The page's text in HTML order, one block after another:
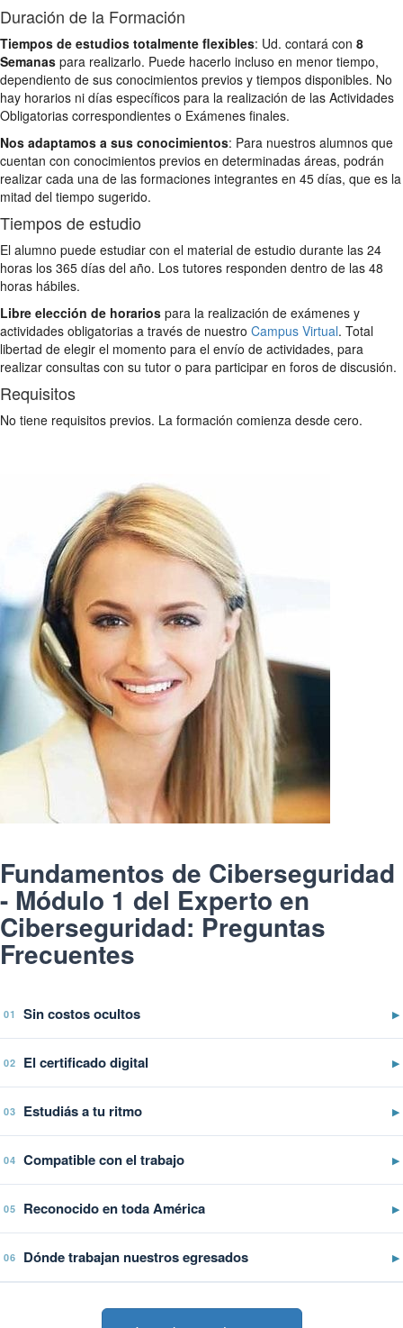
Duración de la Formación
Tiempos de estudios totalmente flexibles: Ud. contará con 8
Semanas para realizarlo. Puede hacerlo incluso en menor tiempo,
dependiento de sus conocimientos previos y tiempos disponibles. No
hay horarios ni días específicos para la realización de las Actividades
Obligatorias correspondientes o Exámenes finales.
Nos adaptamos a sus conocimientos: Para nuestros alumnos que
cuentan con conocimientos previos en determinadas áreas, podrán
realizar cada una de las formaciones integrantes en 45 días, que es la
mitad del tiempo sugerido.
Tiempos de estudio
El alumno puede estudiar con el material de estudio durante las 24
horas los 365 días del año. Los tutores responden dentro de las 48
horas hábiles.
Libre elección de horarios para la realización de exámenes y
actividades obligatorias a través de nuestro Campus Virtual. Total
libertad de elegir el momento para el envío de actividades, para
realizar consultas con su tutor o para participar en foros de discusión.
Requisitos
No tiene requisitos previos. La formación comienza desde cero.
Fundamentos de Ciberseguridad
- Módulo 1 del Experto en
Ciberseguridad: Preguntas
Frecuentes
01 Sin costos ocultos ▶
02 El certificado digital ▶
03 Estudiás a tu ritmo ▶
04 Compatible con el trabajo ▶
05 Reconocido en toda América ▶
06 Dónde trabajan nuestros egresados ▶